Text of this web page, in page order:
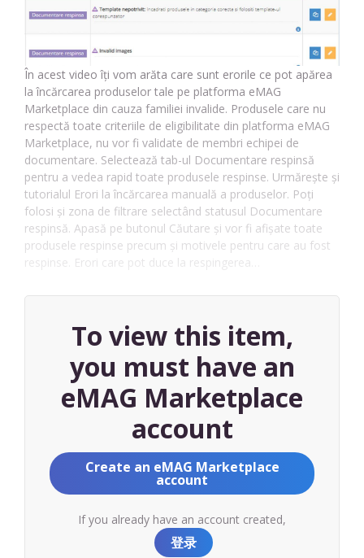
În acest video îți vom arăta care sunt erorile ce pot apărea
la încărcarea produselor tale pe platforma eMAG
Marketplace din cauza familiei invalide. Produsele care nu
respectă toate criteriile de eligibilitate din platforma eMAG
Marketplace, nu vor fi validate de membri echipei de
documentare. Selectează tab-ul Documentare respinsă
pentru a vedea rapid toate produsele respinse. Urmărește și
tutorialul Erori la încărcarea manuală a produselor. Poți
folosi și zona de filtrare selectând statusul Documentare
respinsă. Apasă pe butonul Căutare și vor fi afișate toate
produsele respinse precum și motivele pentru care au fost
respinse. Erori care pot duce la respingerea…
To view this item,
you must have an
eMAG Marketplace
account
Create an eMAG Marketplace
account
If you already have an account created,
登录